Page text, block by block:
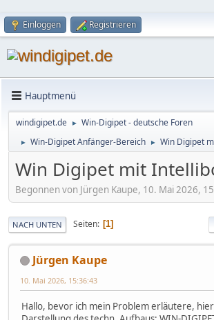
Einloggen Registrieren
Hauptmenü
windigipet.de ► Win-Digipet - deutsche Foren
► Win-Digipet Anfänger-Bereich ► Win Digipet
Win Digipet mit
Begonnen von Jürgen Kaupe, 10. Mai 2026,
NACH UNTEN Seiten 1
Jürgen Kaupe
10. Mai 2026, 15:36:43
Hallo, bevor ich mein Problem erläutere,